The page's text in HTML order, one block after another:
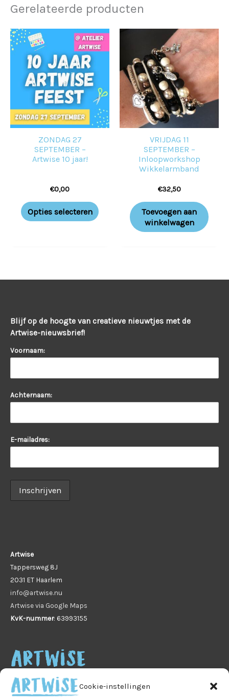
Cookie-instellingen
Gerelateerde producten
ZONDAG 27
SEPTEMBER –
Artwise 10 jaar!
€0,00
Opties selecteren
VRIJDAG 11
SEPTEMBER –
Inloopworkshop
Wikkelarmband
€32,50
Toevoegen aan
winkelwagen
Blijf op de hoogte van creatieve nieuwtjes met de
Artwise-nieuwsbrief!
Voornaam:
Achternaam:
E-mailadres:
Artwise
Tappersweg 8J
2031 ET Haarlem
info@artwise.nu
Artwise via Google Maps
KvK-nummer: 63993155